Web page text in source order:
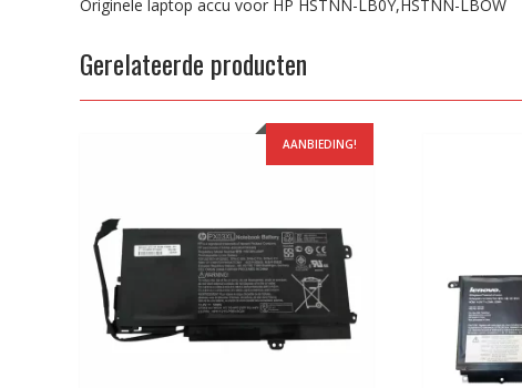
Originele laptop accu voor HP HSTNN-LB0Y,HSTNN-LBOW
Gerelateerde producten
AANBIEDING!